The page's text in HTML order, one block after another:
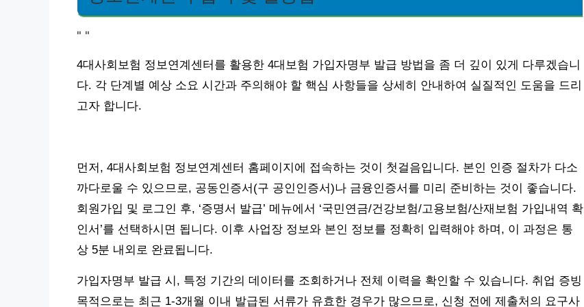
" "
4대사회보험 정보연계센터를 활용한 4대보험 가입자명부 발급 방법을 좀 더 깊이 있게 다루겠습니
다. 각 단계별 예상 소요 시간과 주의해야 할 핵심 사항들을 상세히 안내하여 실질적인 도움을 드리
고자 합니다.
먼저, 4대사회보험 정보연계센터 홈페이지에 접속하는 것이 첫걸음입니다. 본인 인증 절차가 다소
까다로울 수 있으므로, 공동인증서(구 공인인증서)나 금융인증서를 미리 준비하는 것이 좋습니다.
회원가입 및 로그인 후, ‘증명서 발급’ 메뉴에서 ‘국민연금/건강보험/고용보험/산재보험 가입내역 확
인서’를 선택하시면 됩니다. 이후 사업장 정보와 본인 정보를 정확히 입력해야 하며, 이 과정은 통
상 5분 내외로 완료됩니다.
가입자명부 발급 시, 특정 기간의 데이터를 조회하거나 전체 이력을 확인할 수 있습니다. 취업 증빙
목적으로는 최근 1-3개월 이내 발급된 서류가 유효한 경우가 많으므로, 신청 전에 제출처의 요구사